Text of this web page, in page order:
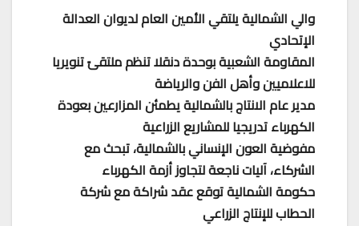
والي الشمالية يلتقي الأمين العام لديوان العدالة
الإتحادي
المقاومة الشعبية بوحدة دنقلا تنظم ملتقىً تنويريا
للاعلاميين وأهل الفن والرياضة
مدير عام الانتاج بالشمالية يطمئن المزارعين بعودة
الكهرباء تدريجيا للمشاريع الزراعية
مفوضية العون الإنساني بالشمالية، تبحث مع
الشركاء، آليات ناجعة لتجاوز أزمة الكهرباء
حكومة الشمالية توقع عقد شراكة مع شركة
الحطاب للإنتاج الزراعي